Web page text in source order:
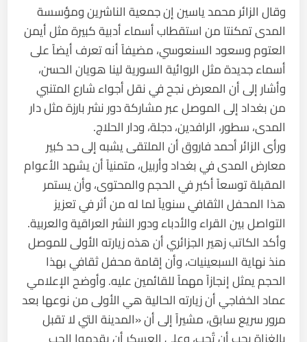
وقال الزائر محمد ياسين إن جمعية الناشرين ومؤسسة
المدى تمكنتا من استقطاب أسماء أدبية كبيرة مثل أيمن
العتوم وسعود السنعوسي، مضيفاً أنه تعرف أيضاً على
أسماء جديدة مثل الروائية السورية لينا هويان الحسن،
وأشار إلى أن المعرض نجح في نقل أجواء شارع المتنبي
من بغداد إلى الموصل عبر مشاركة دور نشر بارزة مثل دار
المدى، سطور، الرافدين، دجلة، ودار الحلاج.
ورأى الزائر أحمد فاروق أن الملتقى يشبه إلى حد كبير
معارض المدى في بغداد وأربيل، متمنياً أن يشهد الأعوام
المقبلة توسعاً أكبر في الحجم والمحتوى، وأن يستمر
هذا المحفل الثقافي سنوياً لما له من أثر في تعزيز
التواصل بين القراء والأدباء ودور النشر العراقية والعربية.
وأكد الكاتب زهير الجزائري أن هذه زيارته الأولى للموصل
منذ نهاية السبعينيات، وأن إقامة محفل ثقافي بهذا
الحجم يمثل إنجازاً مهماً للقائمين عليه. وأوضح الإعلامي
عماد الخفاجي أن زيارته الحالية هي الأولى من نوعها بعد
مرور سريع سابق، مشيراً إلى أن «المدينة التي لا تقبل